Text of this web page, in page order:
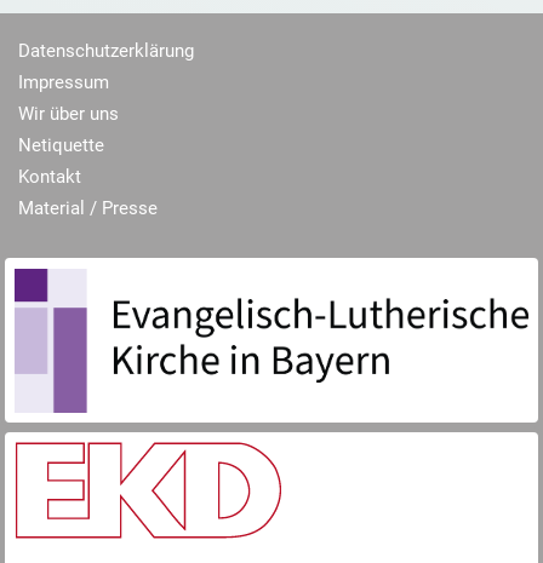
Datenschutzerklärung
Impressum
Wir über uns
Netiquette
Kontakt
Material / Presse